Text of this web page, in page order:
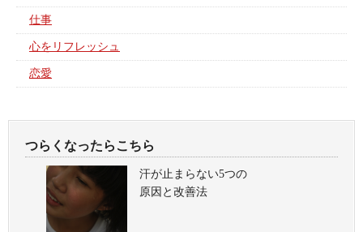
仕事
心をリフレッシュ
恋愛
つらくなったらこちら
汗が止まらない5つの
原因と改善法